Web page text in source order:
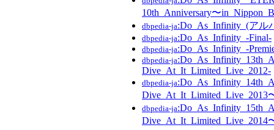
10th_Anniversary〜
dbpedia-ja:Do_As_Infinity_(アル
dbpedia-ja:Do_As_Infinity_-Final-
dbpedia-ja:Do_As_Infinity_-
dbpedia-ja
Dive_At_It_Limited_Live_2012-
dbpedia-ja
Dive_At_It_Limited_Live_2013
dbpedia-ja
Dive_At_It_Limited_Live_2014